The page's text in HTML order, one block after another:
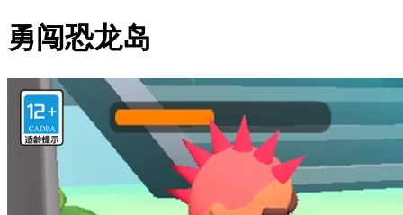
勇闯恐龙岛